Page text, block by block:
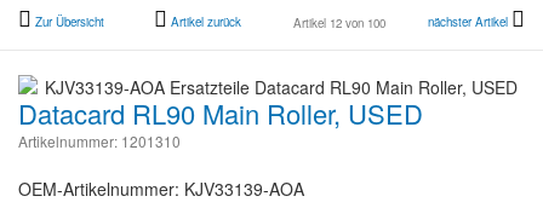
Zur Übersicht Artikel zurück Artikel 12 von 100 nächster Artikel
Datacard RL90 Main Roller, USED
Artikelnummer: 1201310
OEM-Artikelnummer: KJV33139-AOA